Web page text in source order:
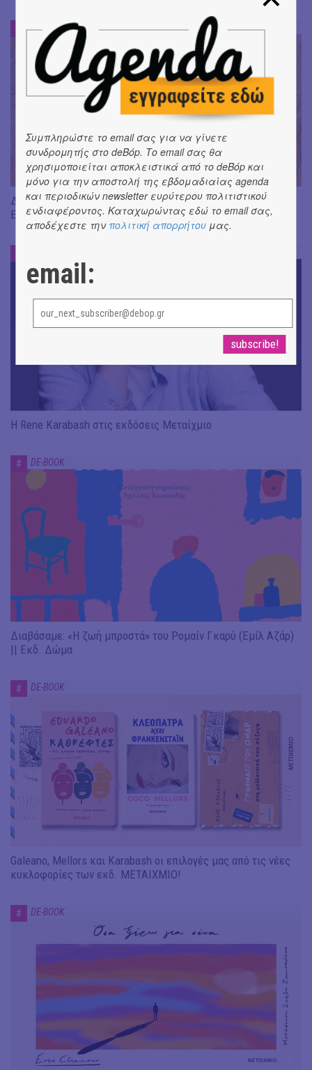
DE-BOOK
Διαβάσαμε: «Η πηγή των δακρύων» του Jean-Paul Dubois ||
Εκδ. Δώμα
Η Rene Karabash στις εκδόσεις Μεταίχμιο
# DE-BOOK
Διαβάσαμε: «Η ζωή μπροστά» του Ρομαίν Γκαρύ (Εμίλ Αζάρ)
|| Εκδ. Δώμα
# DE-BOOK
Galeano, Mellors και Karabash οι επιλογές μας από τις νέες
κυκλοφορίες των εκδ. ΜΕΤΑΙΧΜΙΟ!
# DE-BOOK
Συμπληρώστε το email σας για να γίνετε
συνδρομητής στο deBόp. Το email σας θα
χρησιμοποιείται αποκλειστικά από το deBόp και
μόνο για την αποστολή της εβδομαδιαίας agenda
και περιοδικών newsletter ευρύτερου πολιτιστικού
ενδιαφέροντος. Καταχωρώντας εδώ το email σας,
αποδέχεστε την πολιτική απορρήτου μας.
email: